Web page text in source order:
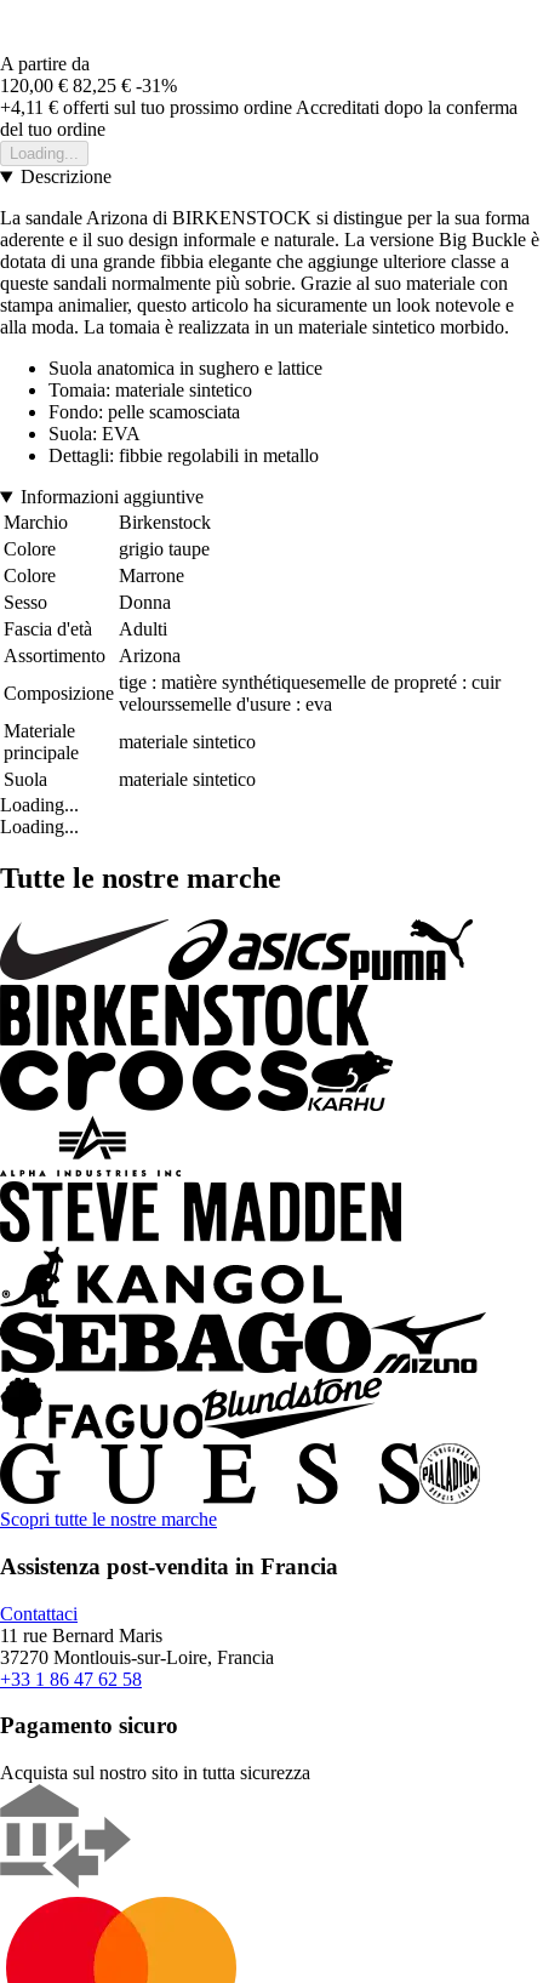
A partire da
120,00 € 82,25 € -31%
+4,11 € offerti sul tuo prossimo ordine Accreditati dopo la conferma
del tuo ordine
Loading...
Descrizione
La sandale Arizona di BIRKENSTOCK si distingue per la sua forma
aderente e il suo design informale e naturale. La versione Big Buckle è
dotata di una grande fibbia elegante che aggiunge ulteriore classe a
queste sandali normalmente più sobrie. Grazie al suo materiale con
stampa animalier, questo articolo ha sicuramente un look notevole e
alla moda. La tomaia è realizzata in un materiale sintetico morbido.
Suola anatomica in sughero e lattice
Tomaia: materiale sintetico
Fondo: pelle scamosciata
Suola: EVA
Dettagli: fibbie regolabili in metallo
Informazioni aggiuntive
Marchio
Birkenstock
Colore
grigio taupe
Colore
Marrone
Sesso
Donna
Fascia d'età
Adulti
Assortimento
Arizona
Composizione
tige : matière synthétiquesemelle de propreté : cuir
velourssemelle d'usure : eva
Materiale
principale
materiale sintetico
Suola
materiale sintetico
Loading...
Loading...
Tutte le nostre marche
Scopri tutte le nostre marche
Assistenza post-vendita in Francia
Contattaci
11 rue Bernard Maris
37270 Montlouis-sur-Loire, Francia
+33 1 86 47 62 58
Pagamento sicuro
Acquista sul nostro sito in tutta sicurezza